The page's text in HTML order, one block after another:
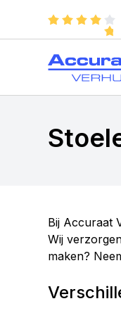
Bij Accuraat
Wij
maken?